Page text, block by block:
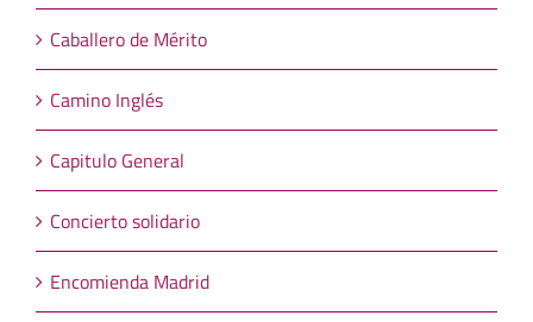
Caballero de Mérito
Camino Inglés
Capitulo General
Concierto solidario
Encomienda Madrid